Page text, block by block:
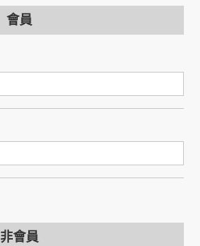
間
會員
非會員